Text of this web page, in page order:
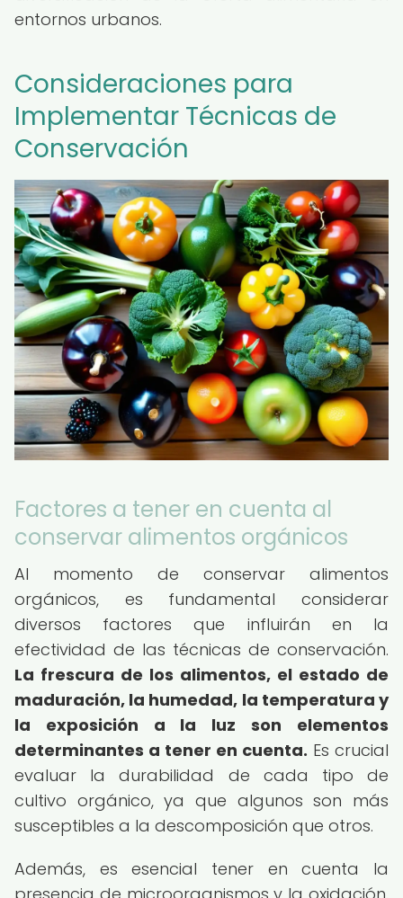
entornos urbanos.
Consideraciones para
Implementar Técnicas de
Conservación
Factores a tener en cuenta al
conservar alimentos orgánicos
Al momento de conservar alimentos
orgánicos, es fundamental considerar
diversos factores que influirán en la
efectividad de las técnicas de conservación.
La frescura de los alimentos, el estado de
maduración, la humedad, la temperatura y
la exposición a la luz son elementos
determinantes a tener en cuenta. Es crucial
evaluar la durabilidad de cada tipo de
cultivo orgánico, ya que algunos son más
susceptibles a la descomposición que otros.
Además, es esencial tener en cuenta la